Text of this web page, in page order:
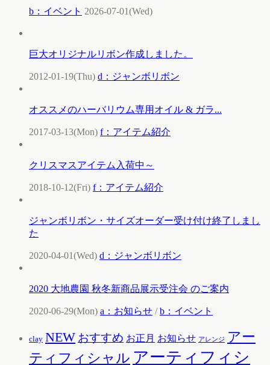
b：イベント 2026-07-01(Wed)
巨大オリジナルリボン作成しました。
2012-01-19(Thu) d：ジャンボリボン
オススメのハーバリウム専用オイル & ガラ...
2017-03-13(Mon) f：アイテム紹介
クリスマスアイテム入荷中～
2018-10-12(Fri) f：アイテム紹介
ジャンボリボン・サイズオーダー受け付け終了しまし
た
2020-04-01(Wed) d：ジャンボリボン
2020 大地農園 秋冬新商品展示受注会 のご案内
2020-06-29(Mon) a：お知らせ /b：イベント
clay NEW おすすめ お正月 お知らせ アレンジ アー
ティフィシャル アーティフィシ